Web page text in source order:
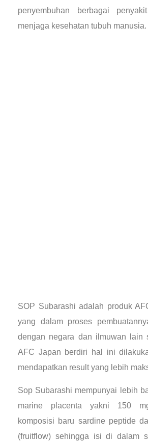
penyembuhan berbagai
menjaga kesehatan tubuh manusia.
SOP Subarashi adalah produk
yang dalam proses
dengan negara dan ilmuwan lain
AFC Japan berdiri hal ini
mendapatkan result yang lebih
Sop Subarashi mempunyai lebih
marine placenta yakni 150
komposisi baru sardine peptide
(fruitflow) sehingga isi di dalam